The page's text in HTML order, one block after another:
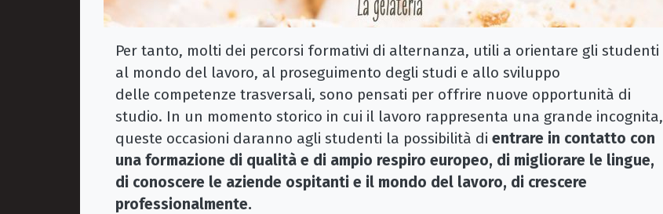
Per tanto, molti dei percorsi formativi di alternanza, utili a orientare gli studenti
al mondo del lavoro, al proseguimento degli studi e allo sviluppo
delle competenze trasversali, sono pensati per offrire nuove opportunità di
studio. In un momento storico in cui il lavoro rappresenta una grande incognita,
queste occasioni daranno agli studenti la possibilità di entrare in contatto con
una formazione di qualità e di ampio respiro europeo, di migliorare le lingue,
di conoscere le aziende ospitanti e il mondo del lavoro, di crescere
professionalmente.